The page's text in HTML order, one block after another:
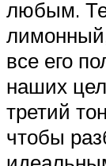
любым.
все его
наших
третий
чтобы